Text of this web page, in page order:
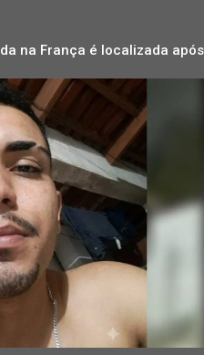
na França é localizada após